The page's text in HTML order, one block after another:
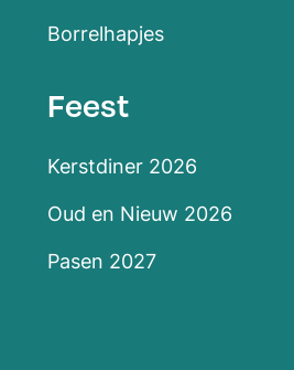
Borrelhapjes
Feest
Kerstdiner 2026
Oud en Nieuw 2026
Pasen 2027